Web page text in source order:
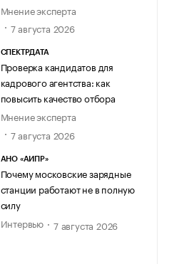
Мнение эксперта
7 августа 2026
СПЕКТРДАТА
Проверка кандидатов для
кадрового агентства: как
повысить качество отбора
Мнение эксперта
7 августа 2026
АНО «АИПР»
Почему московские зарядные
станции работают не в полную
силу
Интервью
7 августа 2026